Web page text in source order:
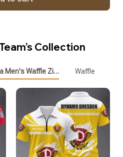
Collection
Men's Waffle Zipper PoloWaffle